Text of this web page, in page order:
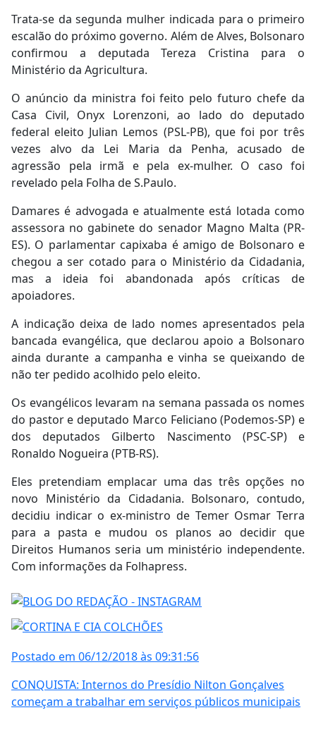
Trata-se da segunda mulher indicada para o primeiro
escalão do próximo governo. Além de Alves, Bolsonaro
confirmou a deputada Tereza Cristina para o
Ministério da Agricultura.
O anúncio da ministra foi feito pelo futuro chefe da
Casa Civil, Onyx Lorenzoni, ao lado do deputado
federal eleito Julian Lemos (PSL-PB), que foi por três
vezes alvo da Lei Maria da Penha, acusado de
agressão pela irmã e pela ex-mulher. O caso foi
revelado pela Folha de S.Paulo.
Damares é advogada e atualmente está lotada como
assessora no gabinete do senador Magno Malta (PR-
ES). O parlamentar capixaba é amigo de Bolsonaro e
chegou a ser cotado para o Ministério da Cidadania,
mas a ideia foi abandonada após críticas de
apoiadores.
A indicação deixa de lado nomes apresentados pela
bancada evangélica, que declarou apoio a Bolsonaro
ainda durante a campanha e vinha se queixando de
não ter pedido acolhido pelo eleito.
Os evangélicos levaram na semana passada os nomes
do pastor e deputado Marco Feliciano (Podemos-SP) e
dos deputados Gilberto Nascimento (PSC-SP) e
Ronaldo Nogueira (PTB-RS).
Eles pretendiam emplacar uma das três opções no
novo Ministério da Cidadania. Bolsonaro, contudo,
decidiu indicar o ex-ministro de Temer Osmar Terra
para a pasta e mudou os planos ao decidir que
Direitos Humanos seria um ministério independente.
Com informações da Folhapress.
Postado em 06/12/2018 às 09:31:56
CONQUISTA: Internos do Presídio Nilton Gonçalves
começam a trabalhar em serviços públicos municipais